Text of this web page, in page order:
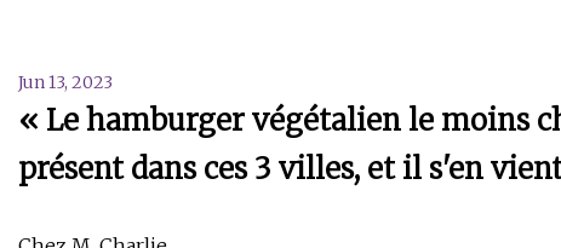
Jun 13, 2023
« Le hamburger végétalien le moins
présent dans ces 3 villes, et il s'en